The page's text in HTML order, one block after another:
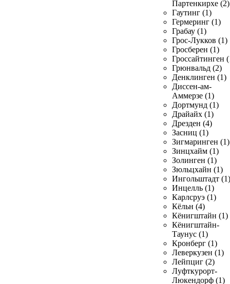
Партенкирхе (2)
Гаутинг (1)
Гермеринг (1)
Грабау (1)
Грос-Лукков (1)
Гросберен (1)
Гроссайтинген
Грюнвальд (2)
Денклинген (1)
Диссен-ам-
Аммерзе (1)
Дортмунд (1)
Драйайх (1)
Дрезден (4)
Засниц (1)
Зигмаринген (1)
Зинцхайм (1)
Золинген (1)
Зюльцхайн (1)
Ингольштадт (1)
Инцелль (1)
Карлсруэ (1)
Кёльн (4)
Кёнигштайн (1)
Кёнигштайн-
Таунус (1)
Кронберг (1)
Леверкузен (1)
Лейпциг (2)
Луфткурорт-
Люкендорф (1)